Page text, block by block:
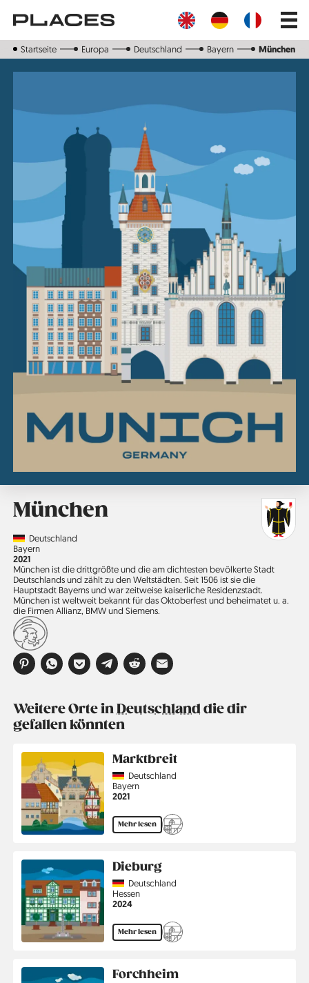
zum
Inhalt
Main
Startseite Europa Deutschland Bayern München
München
CountryDeutschland
Region
Bayern
Jahr
2021
München ist die drittgrößte und die am dichtesten bevölkerte Stadt
Deutschlands und zählt zu den Weltstädten. Seit 1506 ist sie die
Hauptstadt Bayerns und war zeitweise kaiserliche Residenzstadt.
München ist weltweit bekannt für das Oktoberfest und beheimatet u. a.
die Firmen Allianz, BMW und Siemens.
Weitere Orte inDeutschlanddie dir
gefallen könnten
Marktbreit
CountryDeutschland
Region
Bayern
Jahr
2021
Mehr lesen
Dieburg
CountryDeutschland
Region
Hessen
Jahr
2024
Mehr lesen
Forchheim